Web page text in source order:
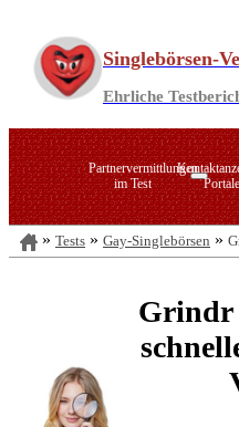
springen
Singlebörsen-
Ehrliche
Partnervermittlungen
im Test
ElitePartner
LemonSwan
Portale
Tests Gay-Singlebörsen
Grindr